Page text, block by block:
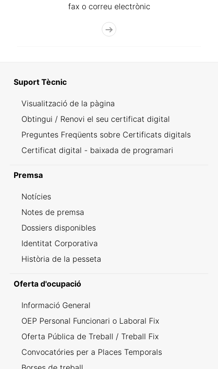
fax o correu electrònic
Suport Tècnic
Visualització de la pàgina
Obtingui / Renovi el seu certificat digital
Preguntes Freqüents sobre Certificats digitals
Certificat digital - baixada de programari
Premsa
Notícies
Notes de premsa
Dossiers disponibles
Identitat Corporativa
Història de la pesseta
Oferta d'ocupació
Informació General
OEP Personal Funcionari o Laboral Fix
Oferta Pública de Treball / Treball Fix
Convocatóries per a Places Temporals